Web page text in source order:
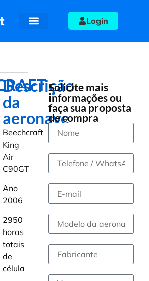
Login
Descrição
da
aeronave
Beechcraft
King
Air
C90GT
Ano
2006
2950
horas
totais
de
célula
Solicite mais
informações ou
faça sua proposta
de compra